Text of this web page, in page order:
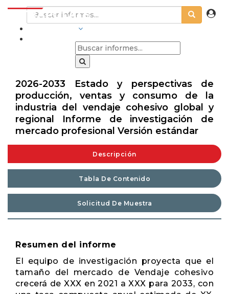
2026-2033 Estado y perspectivas de
producción, ventas y consumo de la
industria del vendaje cohesivo global y
regional Informe de investigación de
mercado profesional Versión estándar
Descripción
Tabla De Contenido
Solicitud De Muestra
Resumen del informe
El equipo de investigación proyecta que el
tamaño del mercado de Vendaje cohesivo
crecerá de XXX en 2021 a XXX para 2033, con